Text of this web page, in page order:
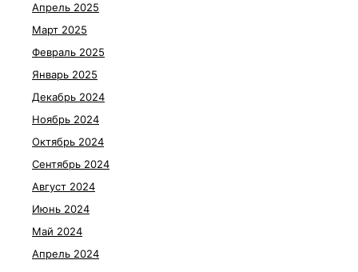
Апрель 2025
Март 2025
Февраль 2025
Январь 2025
Декабрь 2024
Ноябрь 2024
Октябрь 2024
Сентябрь 2024
Август 2024
Июнь 2024
Май 2024
Апрель 2024